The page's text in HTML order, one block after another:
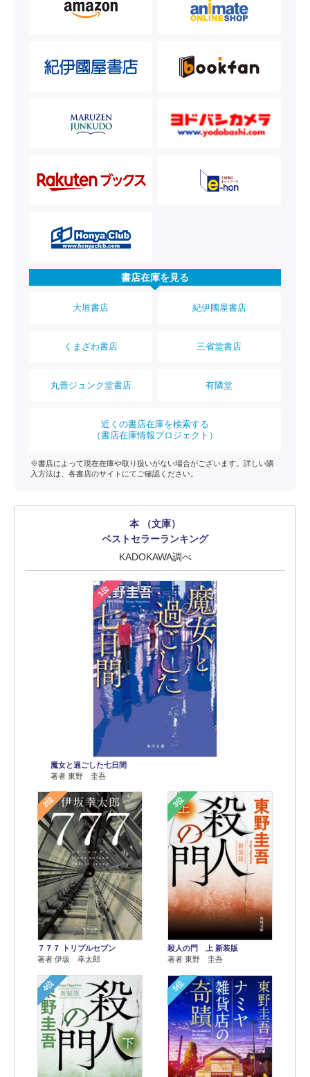
書店在庫を見る
大垣書店 紀伊國屋書店
くまざわ書店 三省堂書店
丸善ジュンク堂書店 有隣堂
近くの書店在庫を検索する
（書店在庫情報プロジェクト）
※書店によって現在在庫や取り扱いがない場合がございます。詳しい購
入方法は、各書店のサイトにてご確認ください。
本 （文庫）
ベストセラーランキング
KADOKAWA調べ
1位
魔女と過ごした七日間
著者 東野 圭吾
2位
７７７ トリプルセブン
著者 伊坂 幸太郎
3位
殺人の門 上 新装版
著者 東野 圭吾
4位 5位